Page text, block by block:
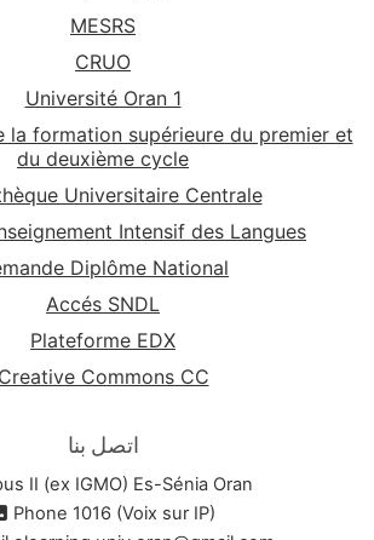
MESRS
CRUO
Université Oran 1
la formation supérieure du premier et
du deuxième cycle
Universitaire Centrale
Intensif des Langues
Diplôme National
Accés SNDL
Plateforme EDX
Creative Commons CC
اتصل بنا
II (ex IGMO) Es-Sénia Oran
Phone 1016 (Voix sur IP)